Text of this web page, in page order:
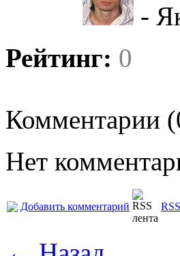
-
Рейтинг: 0
Комментарии
Нет
Добавить комментарий